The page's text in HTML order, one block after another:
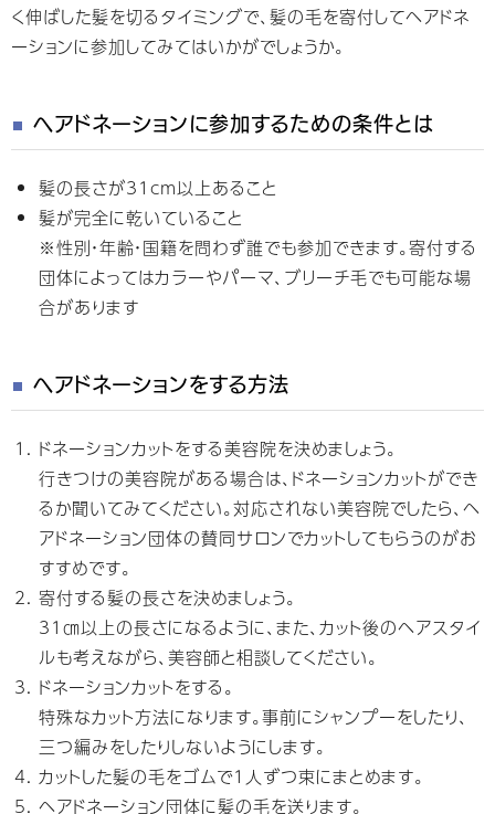
く伸ばした髪を切るタイミングで、髪の毛を寄付してヘアドネ
ーションに参加してみてはいかがでしょうか。
ヘアドネーションに参加するための条件とは
髪の長さが31cm以上あること
髪が完全に乾いていること
※性別・年齢・国籍を問わず誰でも参加できます。寄付する
団体によってはカラーやパーマ、ブリーチ毛でも可能な場
合があります
ヘアドネーションをする方法
ドネーションカットをする美容院を決めましょう。
行きつけの美容院がある場合は、ドネーションカットができ
るか聞いてみてください。対応されない美容院でしたら、ヘ
アドネーション団体の賛同サロンでカットしてもらうのがお
すすめです。
寄付する髪の長さを決めましょう。
31㎝以上の長さになるように、また、カット後のヘアスタイ
ルも考えながら、美容師と相談してください。
ドネーションカットをする。
特殊なカット方法になります。事前にシャンプーをしたり、
三つ編みをしたりしないようにします。
カットした髪の毛をゴムで1人ずつ束にまとめます。
ヘアドネーション団体に髪の毛を送ります。